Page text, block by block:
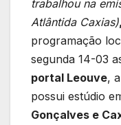
trabalhou na
Atlântida Caxias),
programação
segunda 14-03
portal Leouve, a
possui estúdio
Gonçalves e